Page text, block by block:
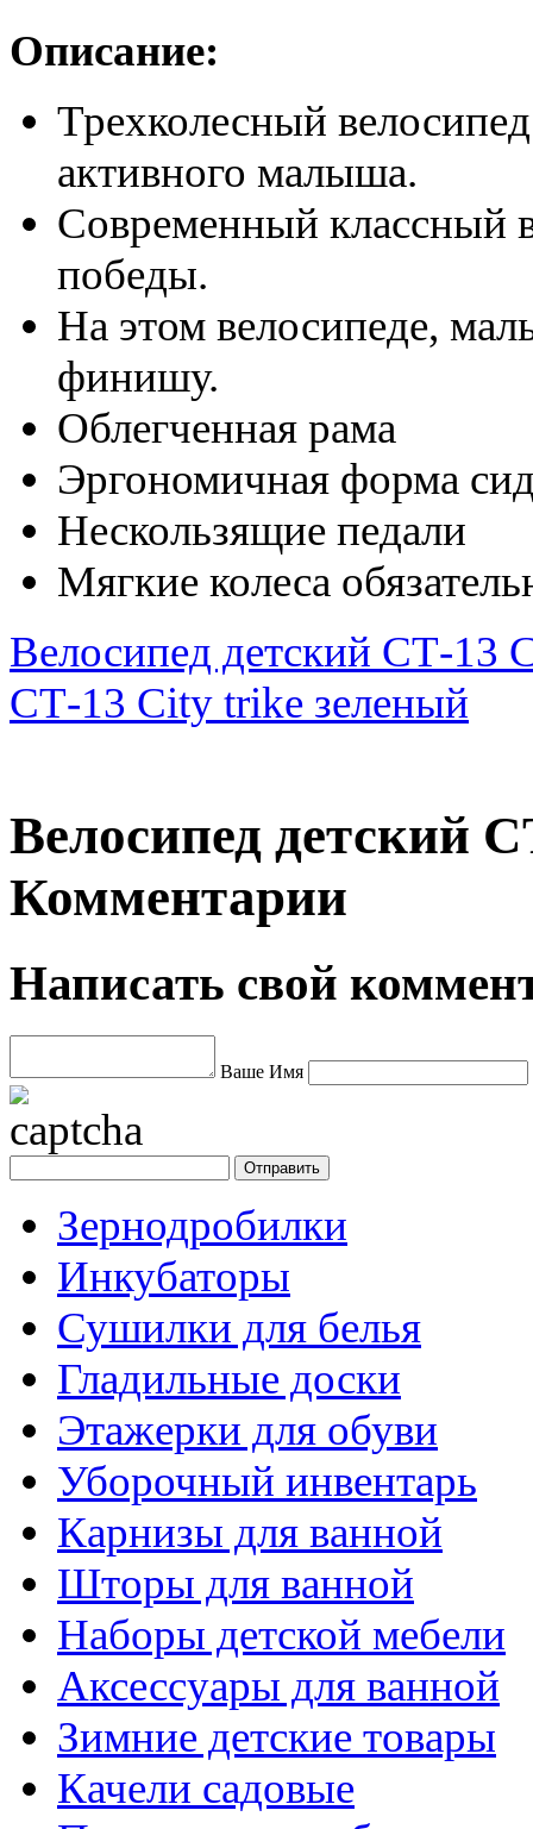
Описание:
Трехколесный
активного малыша.
Современный классный
победы.
На этом велосипеде,
финишу.
Облегченная рама
Эргономичная форма
Нескользящие педали
Мягкие колеса
Велосипед детский СТ-13
СТ-13 City trike зеленый
Велосипед детский
Комментарии
Написать свой
Ваше Имя
Зернодробилки
Инкубаторы
Сушилки для белья
Гладильные доски
Этажерки для обуви
Уборочный инвентарь
Карнизы для ванной
Шторы для ванной
Наборы детской мебели
Аксессуары для ванной
Зимние детские товары
Качели садовые